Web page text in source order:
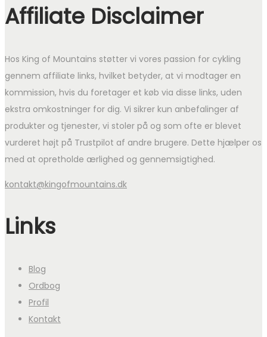
Affiliate Disclaimer
Hos King of Mountains støtter vi vores passion for cykling
gennem affiliate links, hvilket betyder, at vi modtager en
kommission, hvis du foretager et køb via disse links, uden
ekstra omkostninger for dig. Vi sikrer kun anbefalinger af
produkter og tjenester, vi stoler på og som ofte er blevet
vurderet højt på Trustpilot af andre brugere. Dette hjælper os
med at opretholde ærlighed og gennemsigtighed.
kontakt@kingofmountains.dk
Links
Blog
Ordbog
Profil
Kontakt